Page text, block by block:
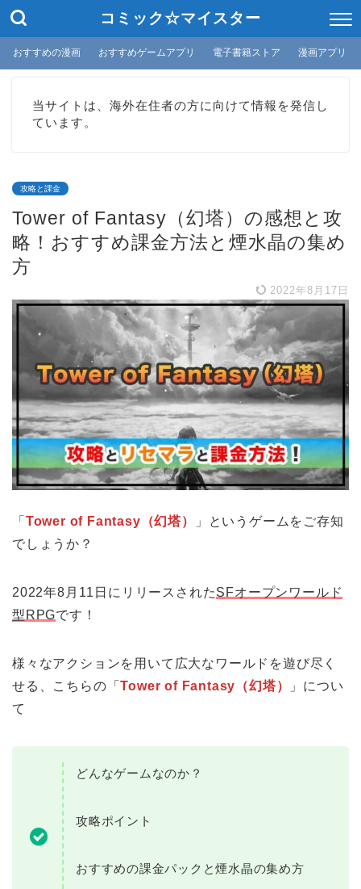
コミック☆マイスター
おすすめの漫画 おすすめゲームアプリ 電子書籍ストア 漫画アプリ
当サイトは、海外在住者の方に向けて情報を発信し
ています。
攻略と課金
Tower of Fantasy（幻塔）の感想と攻
略！おすすめ課金方法と煙水晶の集め
方
2022年8月17日
「 Tower of Fantasy（幻塔）
」というゲームをご存知
でしょうか？
2022年8月11日にリリースされたSFオープンワールド
型RPGです！
様々なアクションを用いて広大なワールドを遊び尽く
せる、こちらの「Tower of Fantasy（幻塔）
」につい
て
どんなゲームなのか？
攻略ポイント
おすすめの課金パックと煙水晶の集め方